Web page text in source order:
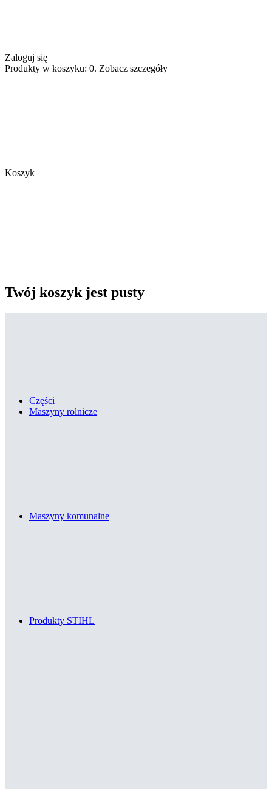
Zaloguj się
Produkty w koszyku: 0. Zobacz szczegóły
Koszyk
Twój koszyk jest pusty
Części
Maszyny rolnicze
Maszyny komunalne
Produkty STIHL